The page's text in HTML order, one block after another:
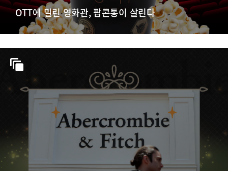
OTT에 밀린 영화관, 팝콘통이 살린다